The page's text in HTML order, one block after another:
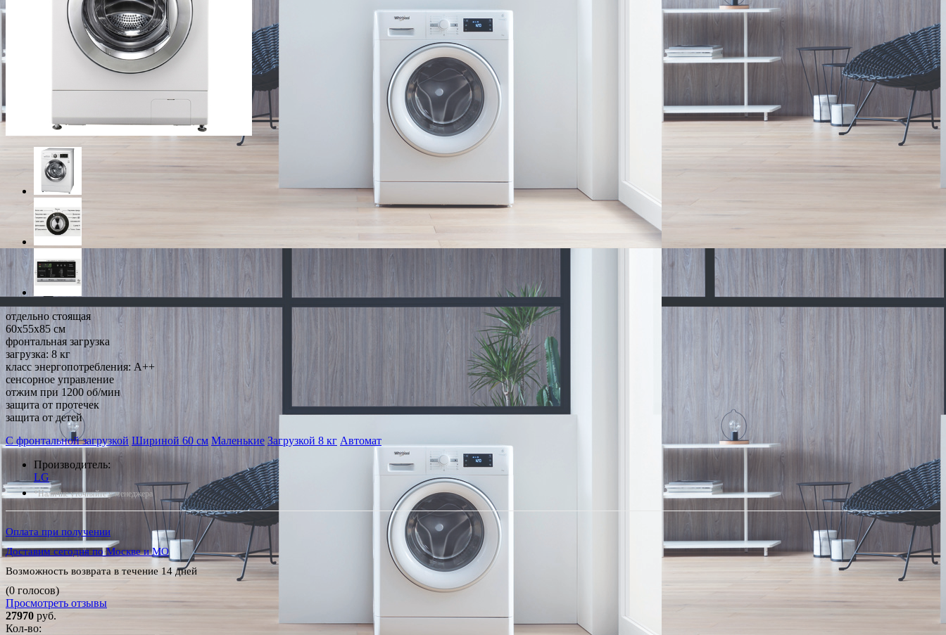
отдельно стоящая
60x55x85 см
фронтальная загрузка
загрузка: 8 кг
класс энергопотребления: A++
сенсорное управление
отжим при 1200 об/мин
защита от протечек
защита от детей
С фронтальной загрузкой Шириной 60 см Маленькие Загрузкой 8 кг Автомат
Производитель:
LG
*Наличие уточняйте у менеджера
Оплата при получении
Доставим сегодня по Москве и МО
Возможность возврата в течение 14 дней
(0 голосов)
Просмотреть отзывы
27970 руб.
Кол-во: